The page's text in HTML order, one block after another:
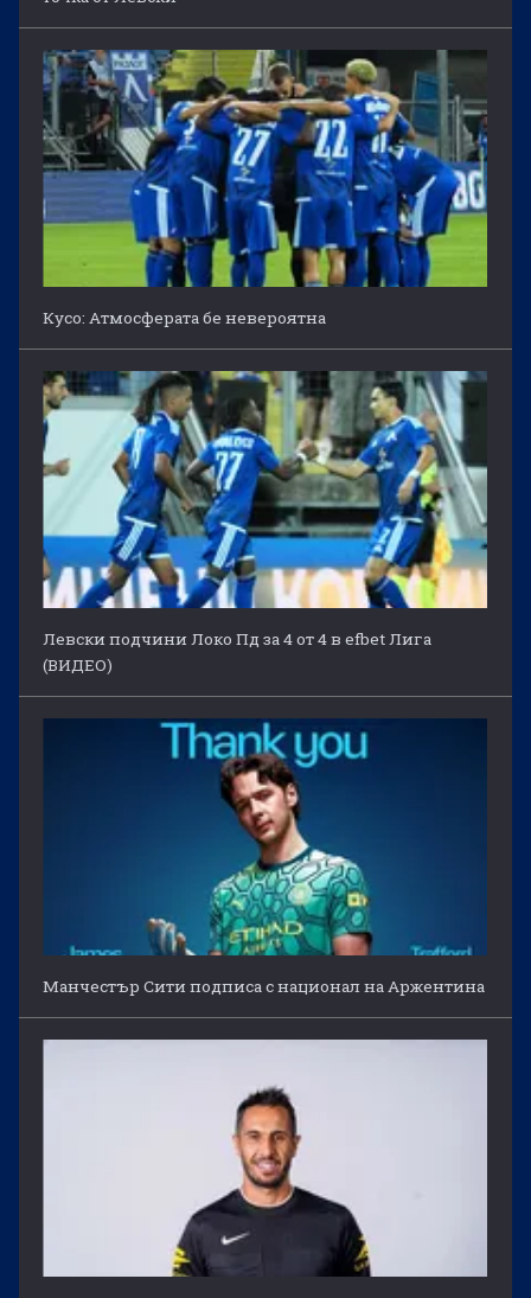
Кусо: Атмосферата бе невероятна
Левски подчини Локо Пд за 4 от 4 в efbet Лига
(ВИДЕО)
Манчестър Сити подписа с национал на Аржентина